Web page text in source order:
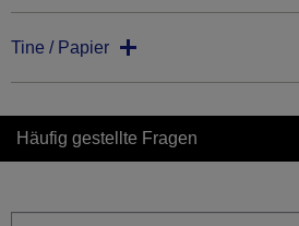
Tine / Papier
Häufig gestellte Fragen